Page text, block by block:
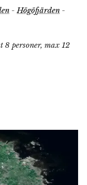
- Högöfjärden -
8 personer, max 12